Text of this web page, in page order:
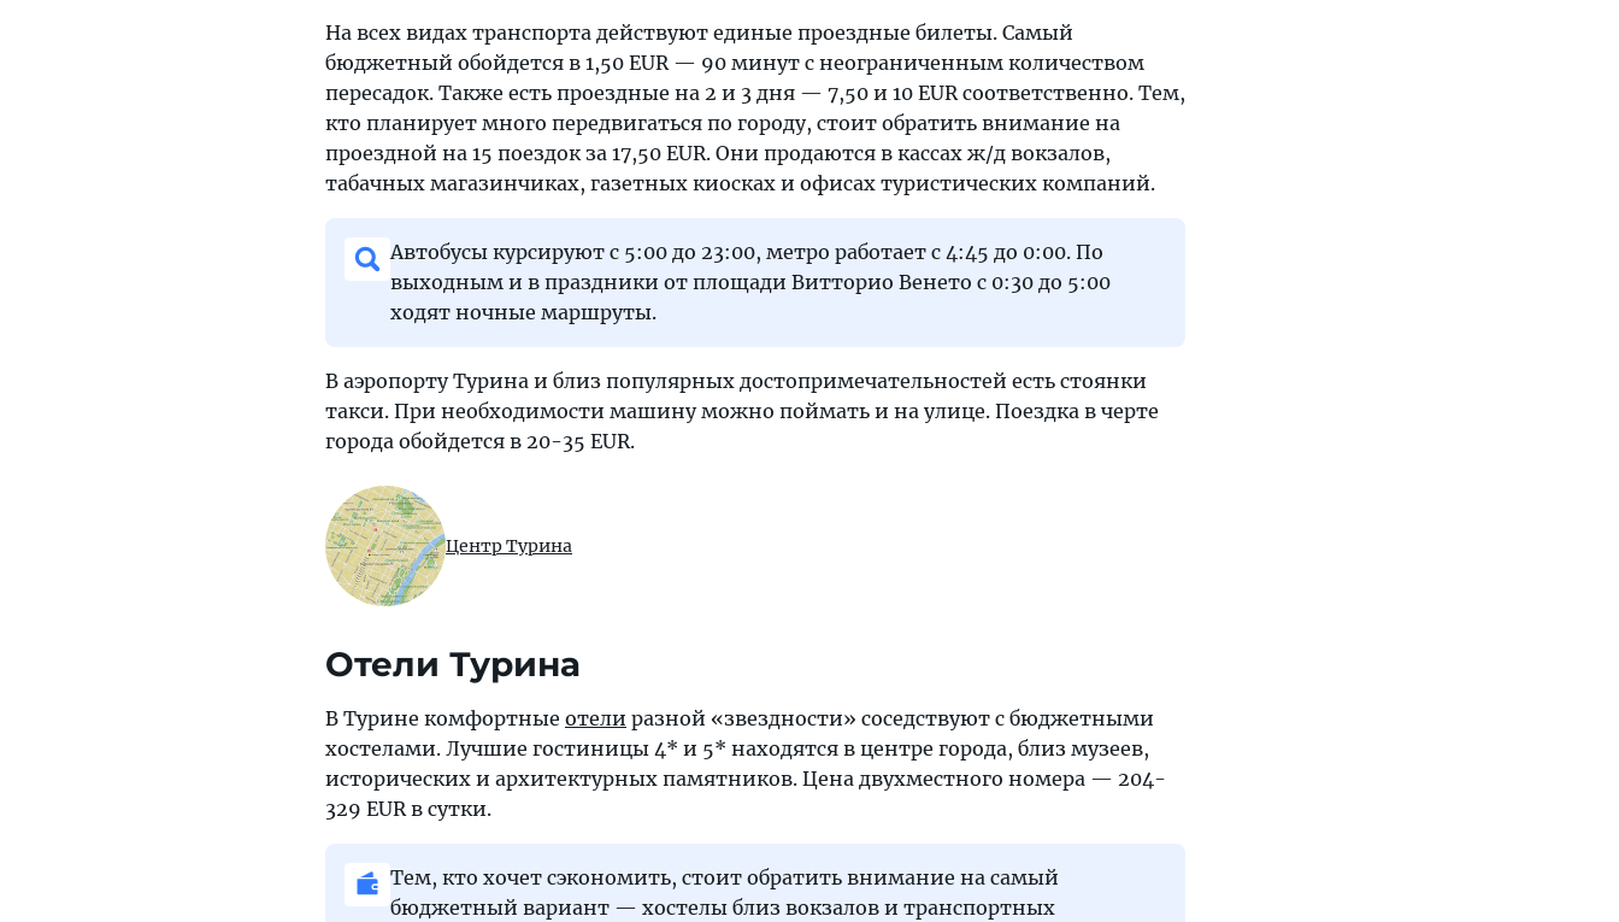
На всех видах транспорта действуют единые проездные билеты. Самый
бюджетный обойдется в 1,50 EUR — 90 минут с неограниченным количеством
пересадок. Также есть проездные на 2 и 3 дня — 7,50 и 10 EUR соответственно. Тем,
кто планирует много передвигаться по городу, стоит обратить внимание на
проездной на 15 поездок за 17,50 EUR. Они продаются в кассах ж/д вокзалов,
табачных магазинчиках, газетных киосках и офисах туристических компаний.
Автобусы курсируют с 5:00 до 23:00, метро работает с 4:45 до 0:00. По
выходным и в праздники от площади Витторио Венето с 0:30 до 5:00
ходят ночные маршруты.
В аэропорту Турина и близ популярных достопримечательностей есть стоянки
такси. При необходимости машину можно поймать и на улице. Поездка в черте
города обойдется в 20-35 EUR.
Центр Турина
Отели Турина
В Турине комфортные отели разной «звездности» соседствуют с бюджетными
хостелами. Лучшие гостиницы 4* и 5* находятся в центре города, близ музеев,
исторических и архитектурных памятников. Цена двухместного номера — 204-
329 EUR в сутки.
Тем, кто хочет сэкономить, стоит обратить внимание на самый
бюджетный вариант — хостелы близ вокзалов и транспортных